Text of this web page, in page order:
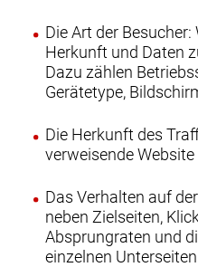
Die Art der
Herkunft und Daten
Dazu zählen
Gerätetype,
Die Herkunft des
verweisende Website
Das Verhalten auf
neben Zielseiten,
Absprungraten und
einzelnen